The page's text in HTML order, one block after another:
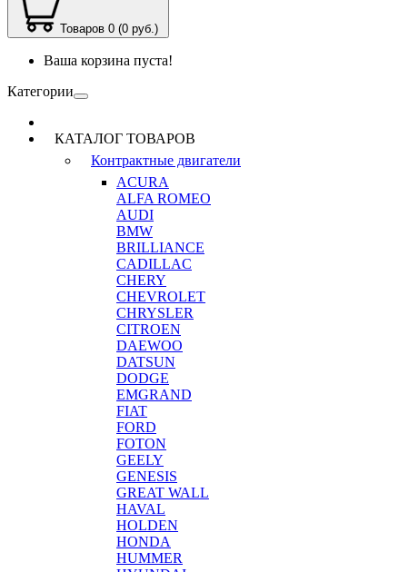
Товаров 0 (0 руб.)
Ваша корзина пуста!
Категории
КАТАЛОГ ТОВАРОВ
Контрактные двигатели
ACURA
ALFA ROMEO
AUDI
BMW
BRILLIANCE
CADILLAC
CHERY
CHEVROLET
CHRYSLER
CITROEN
DAEWOO
DATSUN
DODGE
EMGRAND
FIAT
FORD
FOTON
GEELY
GENESIS
GREAT WALL
HAVAL
HOLDEN
HONDA
HUMMER